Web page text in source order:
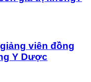
viên đồng
Y Dược